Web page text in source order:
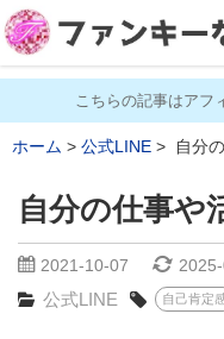
こちらの記事はアフ
ホーム 公式LINE 自分
自分の仕事や
2021-10-07
公式LINE 自己肯定